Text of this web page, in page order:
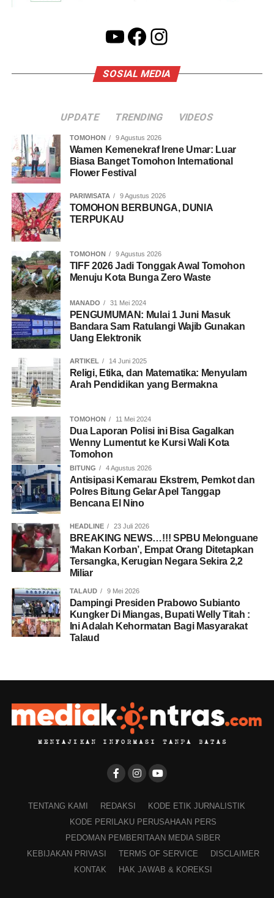
YouTube
Facebook
Instagram
SOSIAL MEDIA
UPDATE TRENDING VIDEOS
TOMOHON 9 Agustus 2026
Wamen Kemenekraf Irene Umar: Luar
Biasa Banget Tomohon International
Flower Festival
PARIWISATA 9 Agustus 2026
TOMOHON BERBUNGA, DUNIA
TERPUKAU
TOMOHON 9 Agustus 2026
TIFF 2026 Jadi Tonggak Awal Tomohon
Menuju Kota Bunga Zero Waste
MANADO 31 Mei 2024
PENGUMUMAN: Mulai 1 Juni Masuk
Bandara Sam Ratulangi Wajib Gunakan
Uang Elektronik
ARTIKEL 14 Juni 2025
Religi, Etika, dan Matematika: Menyulam
Arah Pendidikan yang Bermakna
TOMOHON 11 Mei 2024
Dua Laporan Polisi ini Bisa Gagalkan
Wenny Lumentut ke Kursi Wali Kota
Tomohon
BITUNG 4 Agustus 2026
Antisipasi Kemarau Ekstrem, Pemkot dan
Polres Bitung Gelar Apel Tanggap
Bencana El Nino
HEADLINE 23 Juli 2026
BREAKING NEWS…!!! SPBU Melonguane
‘Makan Korban’, Empat Orang Ditetapkan
Tersangka, Kerugian Negara Sekira 2,2
Miliar
TALAUD 9 Mei 2026
Dampingi Presiden Prabowo Subianto
Kungker Di Miangas, Bupati Welly Titah :
Ini Adalah Kehormatan Bagi Masyarakat
Talaud
TENTANG KAMI REDAKSI
KODE ETIK JURNALISTIK
KODE PERILAKU PERUSAHAAN PERS
PEDOMAN PEMBERITAAN MEDIA SIBER
KEBIJAKAN PRIVASI
TERMS OF SERVICE
DISCLAIMER
KONTAK
HAK JAWAB & KOREKSI